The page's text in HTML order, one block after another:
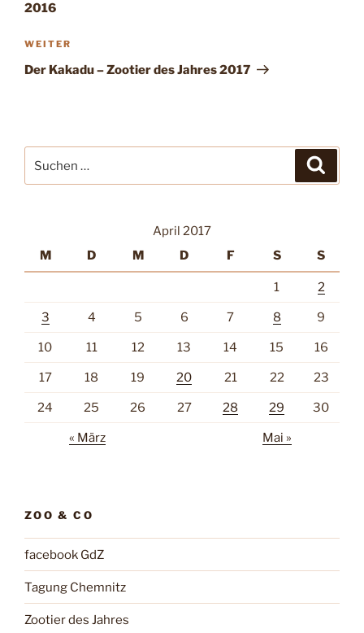
2016
Nächster
Beitrag
WEITER
Der Kakadu – Zootier des Jahres 2017
nach:
April 2017
M
D M D F S S
1 2
3 4 5 6 7 8 9
10 11 12 13 14 15 16
17 18 19 20 21 22 23
24 25 26 27 28 29 30
« März Mai »
ZOO & CO
facebook GdZ
Tagung Chemnitz
Zootier des Jahres